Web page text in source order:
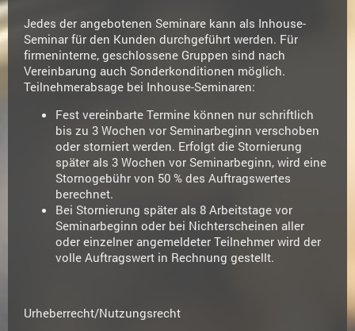
Jedes der angebotenen Seminare kann als Inhouse-
Seminar für den Kunden durchgeführt werden. Für
firmeninterne, geschlossene Gruppen sind nach
Vereinbarung auch Sonderkonditionen möglich.
Teilnehmerabsage bei Inhouse-Seminaren:
Fest vereinbarte Termine können nur schriftlich
bis zu 3 Wochen vor Seminarbeginn verschoben
oder storniert werden. Erfolgt die Stornierung
später als 3 Wochen vor Seminarbeginn, wird eine
Stornogebühr von 50 % des Auftragswertes
berechnet.
Bei Stornierung später als 8 Arbeitstage vor
Seminarbeginn oder bei Nichterscheinen aller
oder einzelner angemeldeter Teilnehmer wird der
volle Auftragswert in Rechnung gestellt.
Urheberrecht/Nutzungsrecht